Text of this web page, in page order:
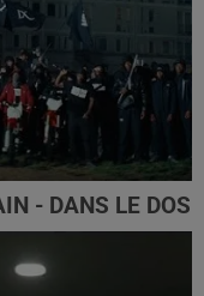
- DANS LE DOS